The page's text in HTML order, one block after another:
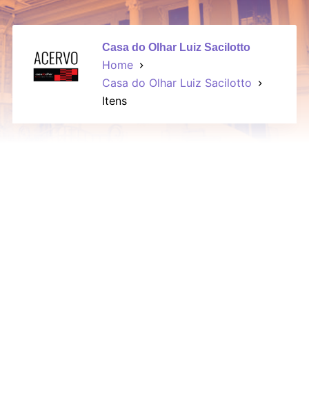
Casa do Olhar Luiz Sacilotto
Home
Casa do Olhar Luiz Sacilotto
Itens